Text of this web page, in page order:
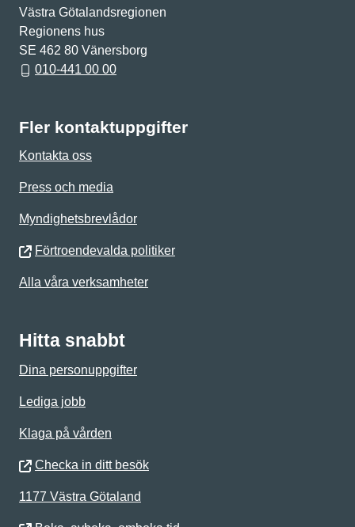
Västra Götalandsregionen
Regionens hus
SE 462 80 Vänersborg
010-441 00 00
Fler kontaktuppgifter
Kontakta oss
Press och media
Myndighetsbrevlådor
Förtroendevalda politiker
Alla våra verksamheter
Hitta snabbt
Dina personuppgifter
Lediga jobb
Klaga på vården
Checka in ditt besök
1177 Västra Götaland